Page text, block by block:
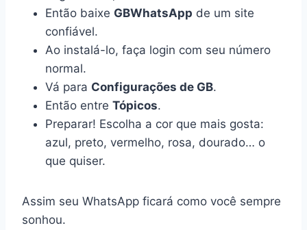
Então baixe GBWhatsApp de um site
confiável.
Ao instalá-lo, faça login com seu número
normal.
Vá para Configurações de GB.
Então entre Tópicos.
Preparar! Escolha a cor que mais gosta:
azul, preto, vermelho, rosa, dourado… o
que quiser.
Assim seu WhatsApp ficará como você sempre
sonhou.